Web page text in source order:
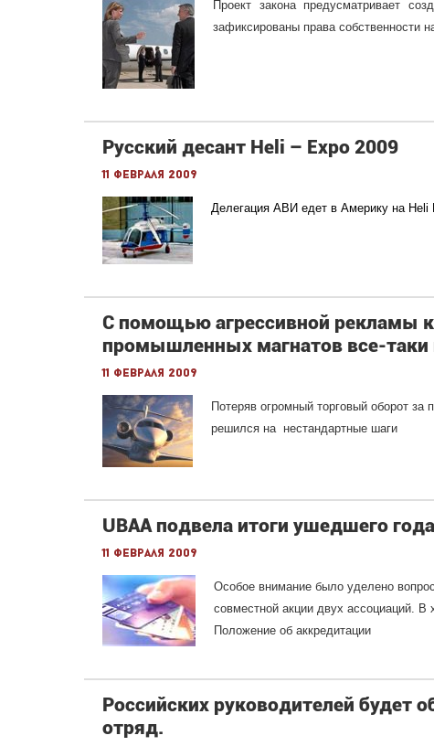
Проект закона предусматривает
зафиксированы права собственности
Русский десант Heli – Expo 2009
11 февраля 2009
Делегация АВИ едет в Америку на Heli
С помощью агрессивной рекламы
промышленных магнатов все-
11 февраля 2009
Потеряв огромный торговый оборот
решился на нестандартные шаги
UBAA подвела итоги ушедшего года
11 февраля 2009
Особое внимание было уделено
совместной акции двух ассоциаций.
Положение об аккредитации
Российских руководителей будет
отряд.